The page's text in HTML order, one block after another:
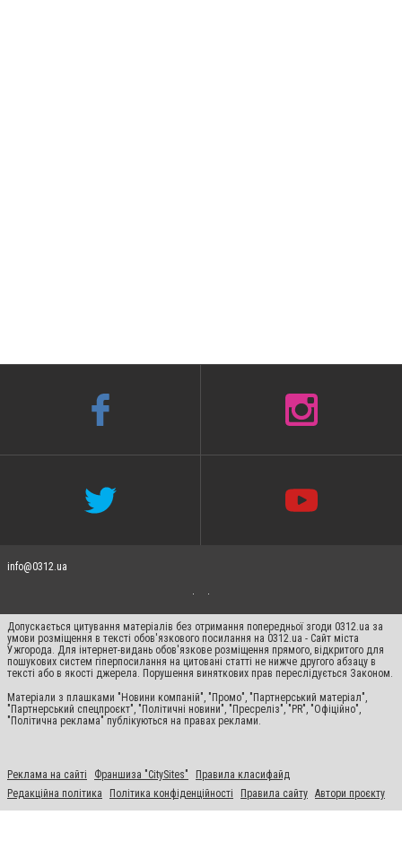
info@0312.ua
Допускається цитування матеріалів без отримання попередньої згоди 0312.ua за
умови розміщення в тексті обов'язкового посилання на 0312.ua - Сайт міста
Ужгорода. Для інтернет-видань обов'язкове розміщення прямого, відкритого для
пошукових систем гіперпосилання на цитовані статті не нижче другого абзацу в
тексті або в якості джерела. Порушення виняткових прав переслідується Законом.
Матеріали з плашками "Новини компаній", "Промо", "Партнерський матеріал",
"Партнерський спецпроєкт", "Політичні новини", "Пресреліз", "PR", "Офіційно",
"Політична реклама" публікуються на правах реклами.
Реклама на сайті Франшиза "CitySites"
Правила класифайд
Редакційна політика
Політика конфіденційності Правила сайту Автори проєкту